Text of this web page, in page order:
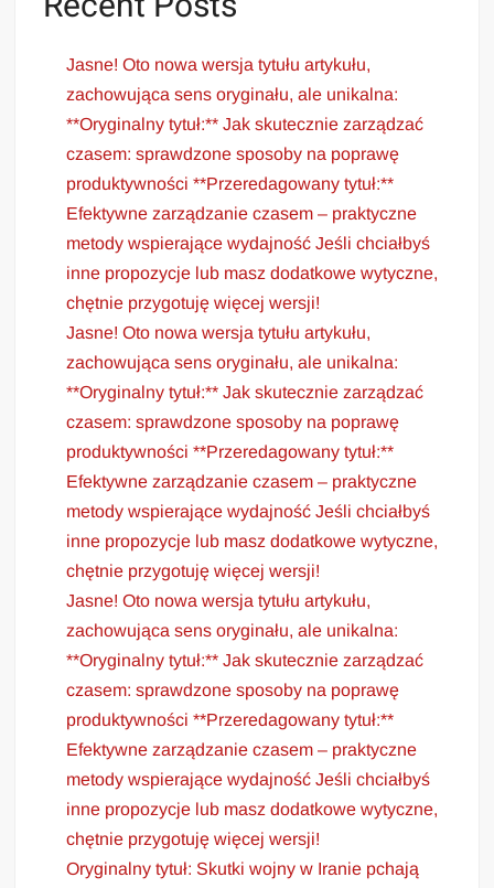
Jasne! Oto nowa wersja tytułu artykułu,
zachowująca sens oryginału, ale unikalna:
**Oryginalny tytuł:** Jak skutecznie zarządzać
czasem: sprawdzone sposoby na poprawę
produktywności **Przeredagowany tytuł:**
Efektywne zarządzanie czasem – praktyczne
metody wspierające wydajność Jeśli chciałbyś
inne propozycje lub masz dodatkowe wytyczne,
chętnie przygotuję więcej wersji!
Jasne! Oto nowa wersja tytułu artykułu,
zachowująca sens oryginału, ale unikalna:
**Oryginalny tytuł:** Jak skutecznie zarządzać
czasem: sprawdzone sposoby na poprawę
produktywności **Przeredagowany tytuł:**
Efektywne zarządzanie czasem – praktyczne
metody wspierające wydajność Jeśli chciałbyś
inne propozycje lub masz dodatkowe wytyczne,
chętnie przygotuję więcej wersji!
Jasne! Oto nowa wersja tytułu artykułu,
zachowująca sens oryginału, ale unikalna:
**Oryginalny tytuł:** Jak skutecznie zarządzać
czasem: sprawdzone sposoby na poprawę
produktywności **Przeredagowany tytuł:**
Efektywne zarządzanie czasem – praktyczne
metody wspierające wydajność Jeśli chciałbyś
inne propozycje lub masz dodatkowe wytyczne,
chętnie przygotuję więcej wersji!
Oryginalny tytuł: Skutki wojny w Iranie pchają